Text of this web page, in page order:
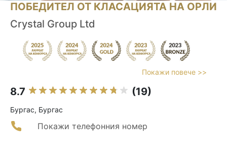
ПОБЕДИТЕЛ ОТ КЛАСАЦИЯТА НА ОРЛИ
Crystal Group Ltd
Покажи повече >>
8.7 (19)
Бургас, Бургас
Покажи телефонния номер